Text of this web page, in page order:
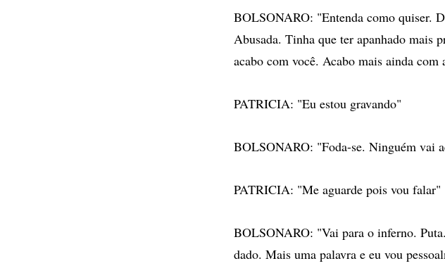
BOLSONARO: "Entenda como quiser.
Abusada. Tinha que ter apanhado mais
acabo com você. Acabo mais ainda com
PATRICIA: "Eu estou gravando"
BOLSONARO: "Foda-se. Ninguém vai
PATRICIA: "Me aguarde pois vou falar"
BOLSONARO: "Vai para o inferno.
dado. Mais uma palavra e eu vou